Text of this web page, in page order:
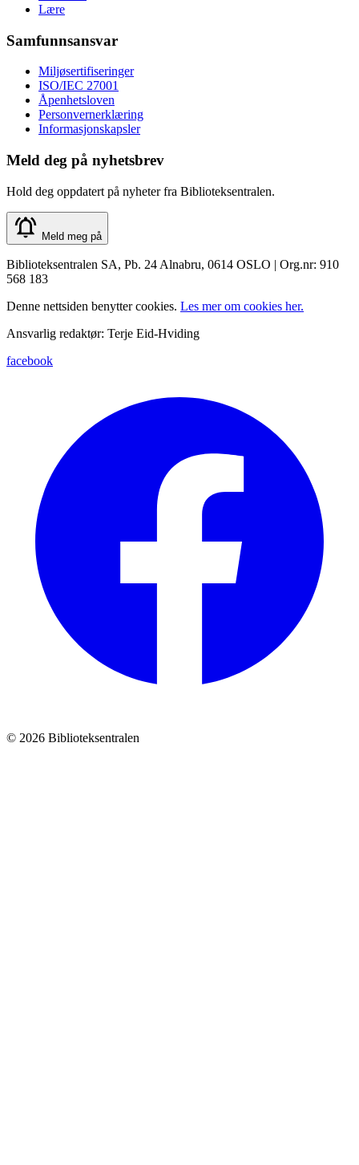
Lære
Samfunnsansvar
Miljøsertifiseringer
ISO/IEC 27001
Åpenhetsloven
Personvernerklæring
Informasjonskapsler
Meld deg på nyhetsbrev
Hold deg oppdatert på nyheter fra Biblioteksentralen.
Meld meg på
Biblioteksentralen SA, Pb. 24 Alnabru, 0614 OSLO | Org.nr: 910
568 183
Denne nettsiden benytter cookies. Les mer om cookies her.
Ansvarlig redaktør: Terje Eid-Hviding
facebook
© 2026 Biblioteksentralen